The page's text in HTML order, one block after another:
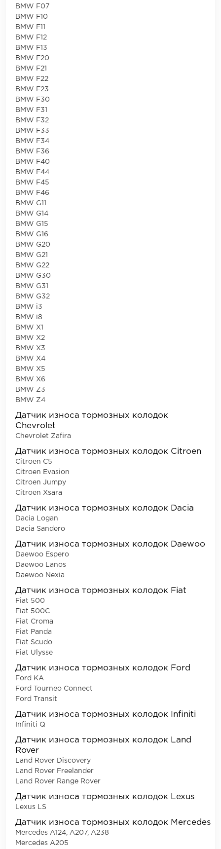
BMW F07
BMW F10
BMW F11
BMW F12
BMW F13
BMW F20
BMW F21
BMW F22
BMW F23
BMW F30
BMW F31
BMW F32
BMW F33
BMW F34
BMW F36
BMW F40
BMW F44
BMW F45
BMW F46
BMW G11
BMW G14
BMW G15
BMW G16
BMW G20
BMW G21
BMW G22
BMW G30
BMW G31
BMW G32
BMW i3
BMW i8
BMW X1
BMW X2
BMW X3
BMW X4
BMW X5
BMW X6
BMW Z3
BMW Z4
Датчик износа тормозных колодок
Chevrolet
Chevrolet Zafira
Датчик износа тормозных колодок Citroen
Citroen C5
Citroen Evasion
Citroen Jumpy
Citroen Xsara
Датчик износа тормозных колодок Dacia
Dacia Logan
Dacia Sandero
Датчик износа тормозных колодок Daewoo
Daewoo Espero
Daewoo Lanos
Daewoo Nexia
Датчик износа тормозных колодок Fiat
Fiat 500
Fiat 500C
Fiat Croma
Fiat Panda
Fiat Scudo
Fiat Ulysse
Датчик износа тормозных колодок Ford
Ford KA
Ford Tourneo Connect
Ford Transit
Датчик износа тормозных колодок Infiniti
Infiniti Q
Датчик износа тормозных колодок Land
Rover
Land Rover Discovery
Land Rover Freelander
Land Rover Range Rover
Датчик износа тормозных колодок Lexus
Lexus LS
Датчик износа тормозных колодок Mercedes
Mercedes A124, A207, A238
Mercedes A205